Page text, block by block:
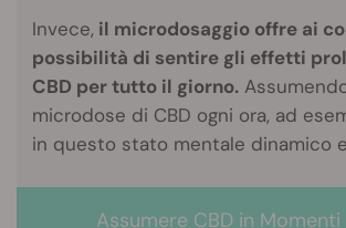
Invece, il microdosaggio offre ai
possibilità di sentire gli effetti
CBD per tutto il giorno.
microdose di CBD ogni ora, ad
in questo stato mentale dinamico
Assumere CBD in